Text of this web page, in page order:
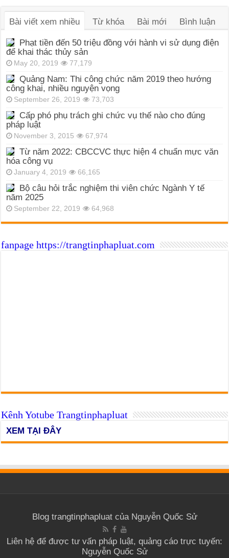
Bài viết xem nhiều Từ khóa Bài mới Bình luận
Phạt tiền đến 50 triệu đồng với hành vi sử dụng điện
để khai thác thủy sản
May 20, 2019 77,179
Quảng Nam: Thi công chức năm 2019 theo hướng
công khai, nhiều nguyện vọng
September 26, 2019 73,703
Cấp phó phụ trách ghi chức vụ thế nào cho đúng
pháp luật
November 3, 2015 67,974
Từ năm 2022: CBCCVC thực hiện 4 chuẩn mực văn
hóa công vụ
January 4, 2019 66,165
Bộ câu hỏi trắc nghiệm thi viên chức Ngành Y tế
năm 2025
September 22, 2019 64,968
fanpage https://trangtinphapluat.com
Kênh Yotube Trangtinphapluat
XEM TẠI ĐÂY
Blog trangtinphapluat của Nguyễn Quốc Sử
Liên hệ để được tư vấn pháp luật, quảng cáo trực tuyến:
Nguyễn Quốc Sử